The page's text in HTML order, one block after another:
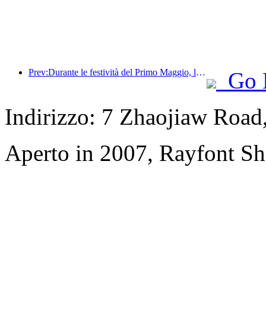
Prev:Durante le festività del Primo Maggio, la ferrovia del delta del fiume Yangtze ha trasportato oltre 21,38 milioni di passeggeri.
Go
Indirizzo: 7 Zhaojiaw
Aperto in 2007, Rayfont